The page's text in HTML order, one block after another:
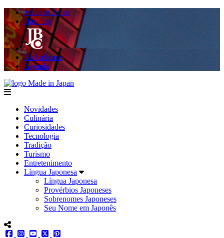
Made in Japan
Hashitag
AkibaSpace
Agenda
menu
Novidades
Culinária
Curiosidades
Tecnologia
Tradição
Turismo
Entretenimento
Língua Japonesa
Língua Japonesa
Provérbios Japoneses
Sobrenomes Japoneses
Seu Nome em Japonês
menu redes social
facebookinstagram
youtube
twitter